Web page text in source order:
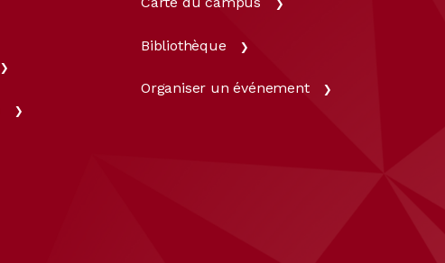
Bibliothèque
Organiser un événement